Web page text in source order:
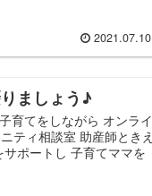
2021.07.10
ましょう♪
育てをしながら オンライ
ティ相談室 助産師ときえ
ポートし 子育てママを